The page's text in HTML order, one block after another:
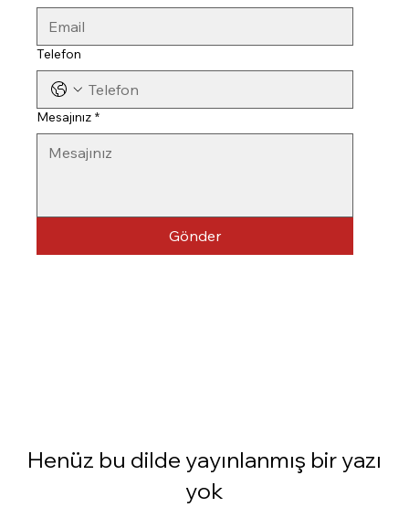
Telefon
Mesajınız *
Gönder
Henüz bu dilde yayınlanmış bir yazı
yok